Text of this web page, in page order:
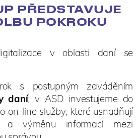
PŘEDSTAVUJE
POKROKU
v oblasti daní se
s postupným zaváděním
daní, v ASD investujeme do
on-line služby, které usnadňují
a výměnu informací mezi